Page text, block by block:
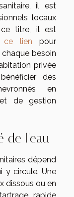
il est
locaux
ce titre, il est
ce lien pour
besoin
privée
des
en
de gestion
de l'eau
dépend
y circule. Une
dissous ou en